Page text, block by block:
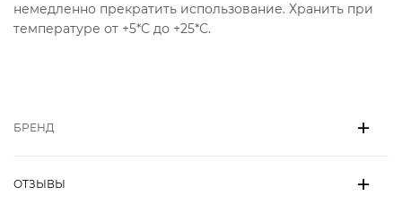
немедленно прекратить использование. Хранить при
температуре от +5*С до +25*С.
БРЕНД
ОТЗЫВЫ